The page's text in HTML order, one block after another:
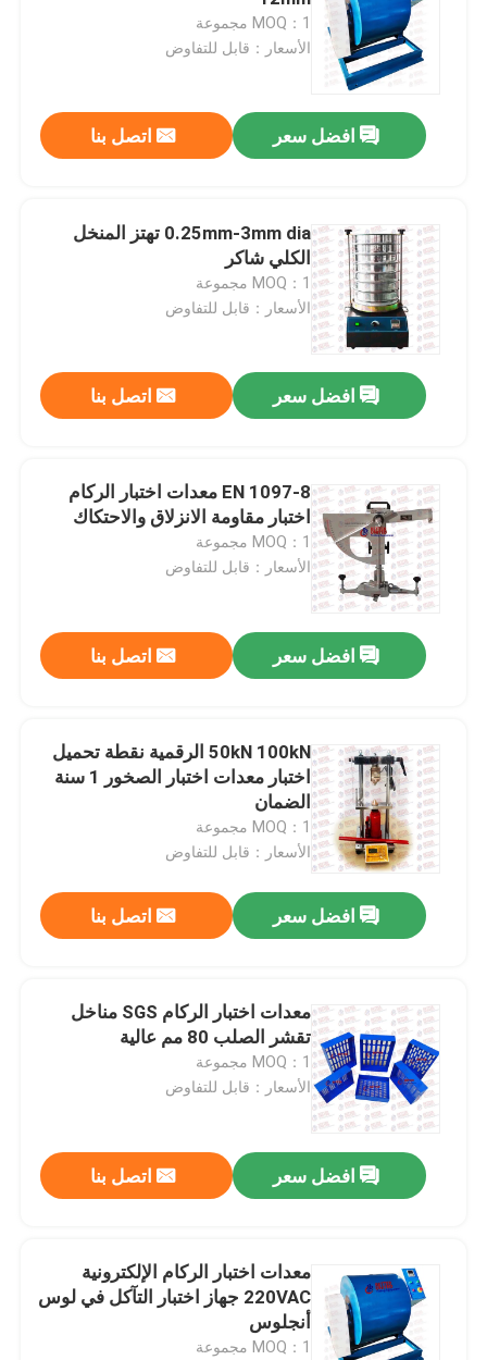
MOQ：1 مجموعة
الأسعار：قابل للتفاوض
افضل سعر اتصل بنا
0.25mm-3mm dia تهتز المنخل
الكلي شاكر
MOQ：1 مجموعة
الأسعار：قابل للتفاوض
افضل سعر اتصل بنا
EN 1097-8 معدات اختبار الركام
اختبار مقاومة الانزلاق والاحتكاك
MOQ：1 مجموعة
الأسعار：قابل للتفاوض
افضل سعر اتصل بنا
50kN 100kN الرقمية نقطة تحميل
اختبار معدات اختبار الصخور 1 سنة
الضمان
MOQ：1 مجموعة
الأسعار：قابل للتفاوض
افضل سعر اتصل بنا
معدات اختبار الركام SGS مناخل
تقشر الصلب 80 مم عالية
MOQ：1 مجموعة
الأسعار：قابل للتفاوض
افضل سعر اتصل بنا
معدات اختبار الركام الإلكترونية
220VAC جهاز اختبار التآكل في لوس
أنجلوس
MOQ：1 مجموعة